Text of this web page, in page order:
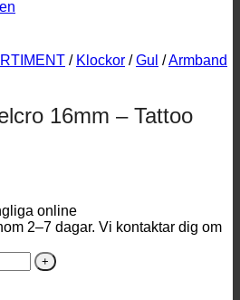
/ Klockor / Gul /Armband
16mm – Tattoo
online
2–7 dagar. Vi kontaktar dig om